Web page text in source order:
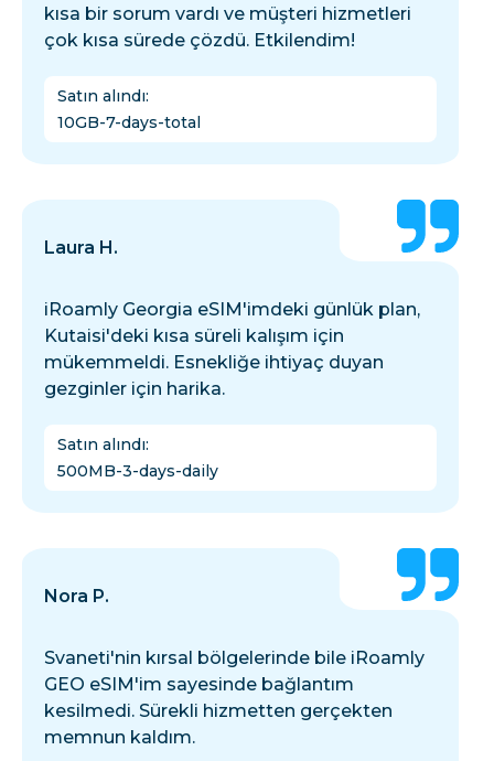
kısa bir sorum vardı ve müşteri hizmetleri
çok kısa sürede çözdü. Etkilendim!
Satın alındı:
10GB-7-days-total
Laura H.
iRoamly Georgia eSIM'imdeki günlük plan,
Kutaisi'deki kısa süreli kalışım için
mükemmeldi. Esnekliğe ihtiyaç duyan
gezginler için harika.
Satın alındı:
500MB-3-days-daily
Nora P.
Svaneti'nin kırsal bölgelerinde bile iRoamly
GEO eSIM'im sayesinde bağlantım
kesilmedi. Sürekli hizmetten gerçekten
memnun kaldım.